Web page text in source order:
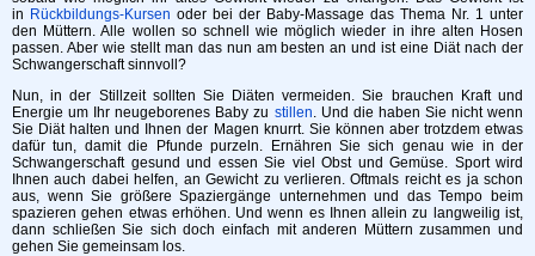
in Rückbildungs-Kursen oder bei der Baby-Massage das Thema Nr. 1 unter
den Müttern. Alle wollen so schnell wie möglich wieder in ihre alten Hosen
passen. Aber wie stellt man das nun am besten an und ist eine Diät nach der
Schwangerschaft sinnvoll?
Nun, in der Stillzeit sollten Sie Diäten vermeiden. Sie brauchen Kraft und
Energie um Ihr neugeborenes Baby zu stillen. Und die haben Sie nicht wenn
Sie Diät halten und Ihnen der Magen knurrt. Sie können aber trotzdem etwas
dafür tun, damit die Pfunde purzeln. Ernähren Sie sich genau wie in der
Schwangerschaft gesund und essen Sie viel Obst und Gemüse. Sport wird
Ihnen auch dabei helfen, an Gewicht zu verlieren. Oftmals reicht es ja schon
aus, wenn Sie größere Spaziergänge unternehmen und das Tempo beim
spazieren gehen etwas erhöhen. Und wenn es Ihnen allein zu langweilig ist,
dann schließen Sie sich doch einfach mit anderen Müttern zusammen und
gehen Sie gemeinsam los.